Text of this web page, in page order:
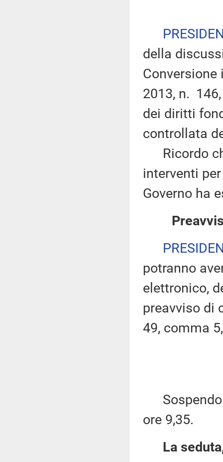
della
Conversione
2013, n.
dei diritti
controllata
Ricordo
interventi
Governo ha
potranno
elettronico,
preavviso di
49, comma
Sospendo
ore 9,35.
La